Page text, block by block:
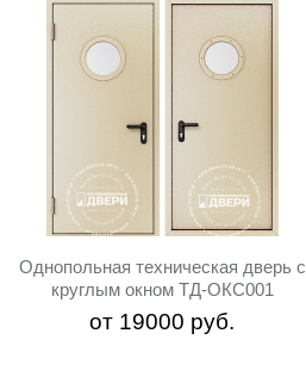
Однопольная техническая дверь с
круглым окном ТД-ОКС001
от 19000 руб.